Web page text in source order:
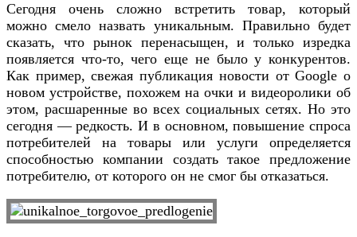
Сегодня очень сложно встретить товар, который
можно смело назвать уникальным. Правильно будет
сказать, что рынок перенасыщен, и только изредка
появляется что-то, чего еще не было у конкурентов.
Как пример, свежая публикация новости от Google о
новом устройстве, похожем на очки и видеоролики об
этом, расшаренные во всех социальных сетях. Но это
сегодня — редкость. И в основном, повышение спроса
потребителей на товары или услуги определяется
способностью компании создать такое предложение
потребителю, от которого он не смог бы отказаться.